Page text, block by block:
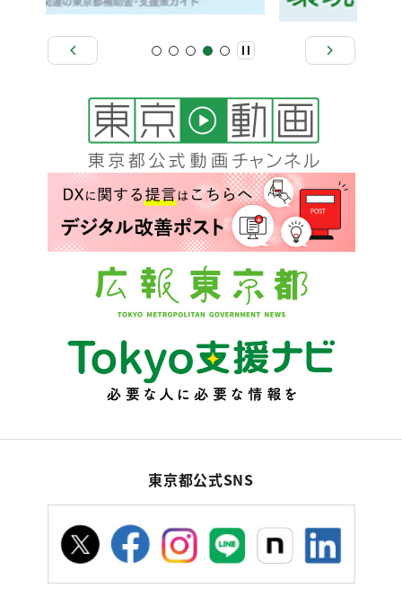
東京都公式SNS